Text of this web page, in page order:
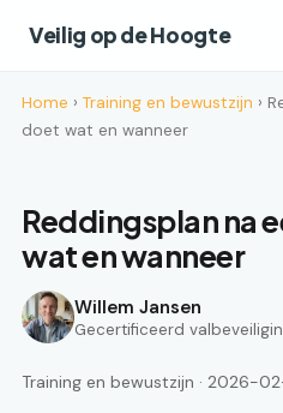
Veilig op de Hoogte
Home › Training en bewustzijn ›
doet wat en wanneer
Reddingsplan na
wat en wanneer
Willem Jansen
Gecertificeerd
Training en bewustzijn · 2026-